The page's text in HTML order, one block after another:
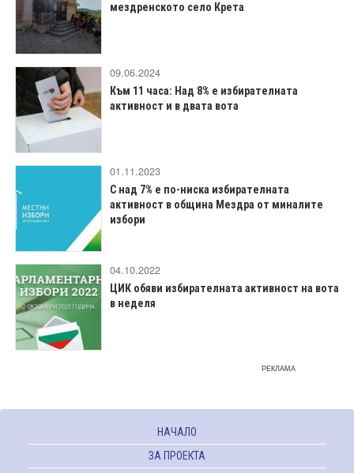
мездренското село Крета
09.06.2024
Към 11 часа: Над 8% е избирателната
активност и в двата вота
01.11.2023
С над 7% е по-ниска избирателната
активност в община Мездра от миналите
избори
04.10.2022
ЦИК обяви избирателната активност на вота
в неделя
РЕКЛАМА
НАЧАЛО
ЗА ПРОЕКТА